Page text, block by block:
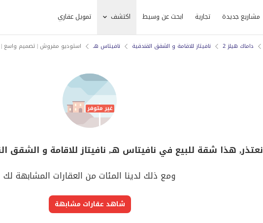
مشاريع جديدة تجارية ابحث عن وسيط اكتشف تمويل عقاري
داماك هيلز 2 نافيتاز للاقامة و الشقق القندقية نافيتاس هـ استوديو مفروش | تصميم واسع |
نعتذر, هذا شقة للبيع في نافيتاس هـ, نافيتاز للاقامة و الشقق
ومع ذلك لدينا المئات من العقارات المشابهة لك
شاهد عقارات مشابهة